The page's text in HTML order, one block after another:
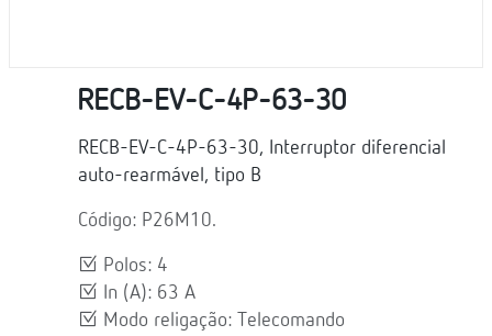
RECB-EV-C-4P-63-30
RECB-EV-C-4P-63-30, Interruptor diferencial
auto-rearmável, tipo B
Código: P26M10.
Polos: 4
In (A): 63 A
Modo religação: Telecomando